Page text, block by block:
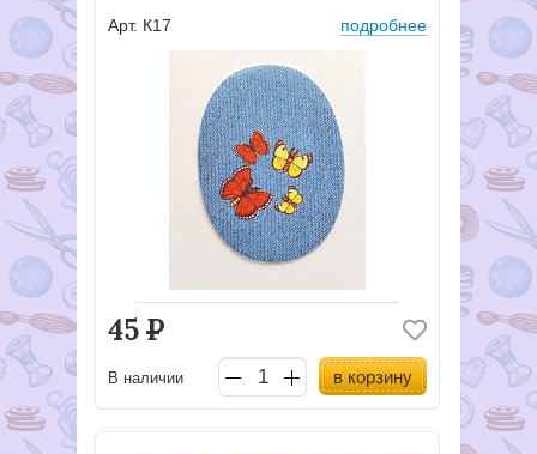
Арт. К17 подробнее
45Р
В наличии в корзину